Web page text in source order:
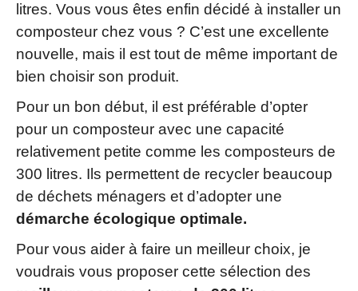
litres. Vous vous êtes enfin décidé à installer un
composteur chez vous ? C’est une excellente
nouvelle, mais il est tout de même important de
bien choisir son produit.
Pour un bon début, il est préférable d’opter
pour un composteur avec une capacité
relativement petite comme les composteurs de
300 litres. Ils permettent de recycler beaucoup
de déchets ménagers et d’adopter une
démarche écologique optimale.
Pour vous aider à faire un meilleur choix, je
voudrais vous proposer cette sélection des